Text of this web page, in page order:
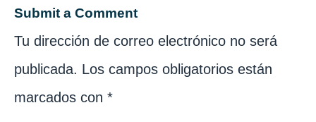
Submit a Comment
Tu dirección de correo electrónico no será
publicada. Los campos obligatorios están
marcados con *